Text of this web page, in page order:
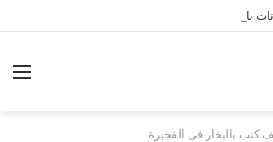
خصم 40%
كنب بالبخار فى الفجيرة